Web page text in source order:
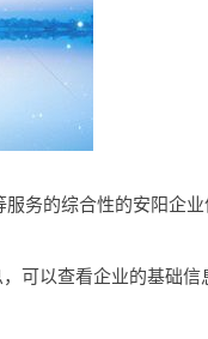
务的综合性的安阳企业
可以查看企业的基础信